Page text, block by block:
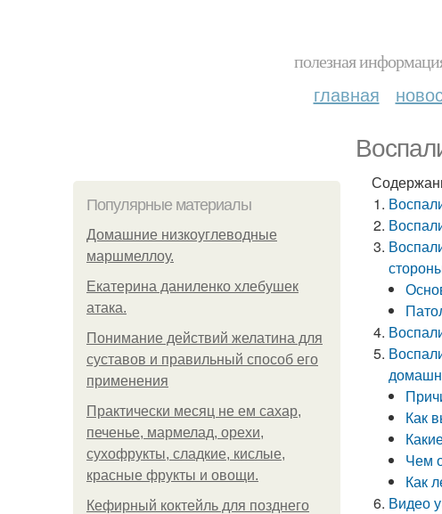
полезная
главная
Популярные материалы
Домашние низкоуглеводные
маршмеллоу.
Екатерина даниленко хлебушек
атака.
Понимание действий желатина для
суставов и правильный способ его
применения
Практически месяц не ем сахар,
печенье, мармелад, орехи,
сухофрукты, сладкие, кислые,
красные фрукты и овощи.
Кефирный коктейль для позднего
Как
Чем
Как
Видео